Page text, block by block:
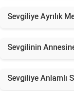
Sevgiliye Ayrılık
Sevgilinin
Sevgiliye Anlamlı